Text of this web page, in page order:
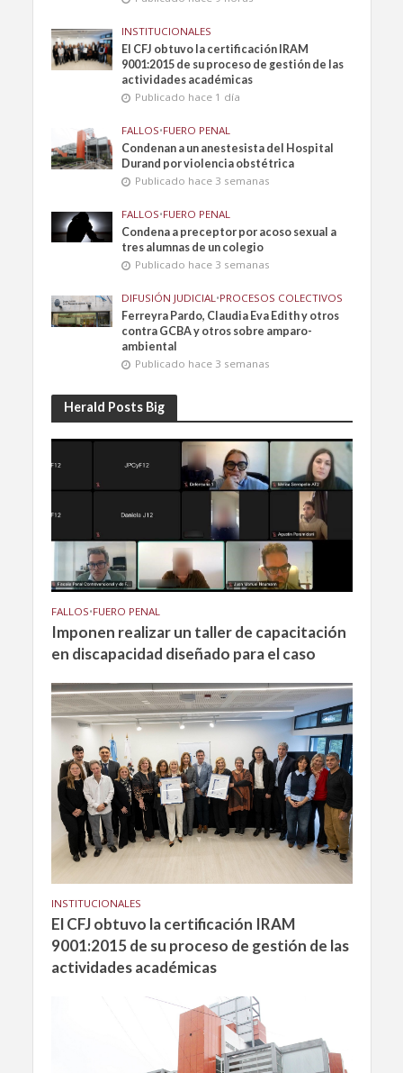
INSTITUCIONALES
El CFJ obtuvo la certificación IRAM
9001:2015 de su proceso de gestión de las
actividades académicas
Publicado hace 1 día
FALLOS•FUERO PENAL
Condenan a un anestesista del Hospital
Durand por violencia obstétrica
Publicado hace 3 semanas
FALLOS•FUERO PENAL
Condena a preceptor por acoso sexual a
tres alumnas de un colegio
Publicado hace 3 semanas
DIFUSIÓN JUDICIAL•PROCESOS COLECTIVOS
Ferreyra Pardo, Claudia Eva Edith y otros
contra GCBA y otros sobre amparo-
ambiental
Publicado hace 3 semanas
Herald Posts Big
FALLOS•FUERO PENAL
Imponen realizar un taller de capacitación
en discapacidad diseñado para el caso
INSTITUCIONALES
El CFJ obtuvo la certificación IRAM
9001:2015 de su proceso de gestión de las
actividades académicas